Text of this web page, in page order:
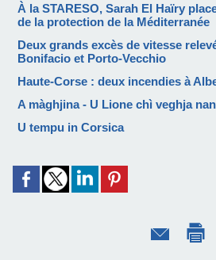
À la STARESO, Sarah El Haïry
de la protection de la Méditerranée
Deux grands excès de vitesse
Bonifacio et Porto-Vecchio
Haute-Corse : deux incendies à
A màghjina - U Lione chì veghja
U tempu in Corsica